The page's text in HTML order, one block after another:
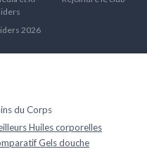
2026
du Corps
Huiles corporelles
Gels douche